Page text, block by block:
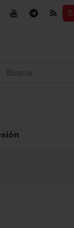
for: